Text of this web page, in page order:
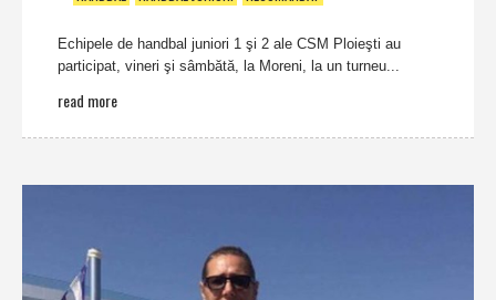
Echipele de handbal juniori 1 şi 2 ale CSM Ploieşti au
participat, vineri şi sâmbătă, la Moreni, la un turneu...
read more